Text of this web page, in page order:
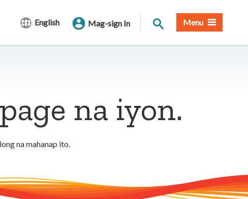
English Mag-sign In Paghahanap sa Site
Menu
na iyon.
na mahanap ito.